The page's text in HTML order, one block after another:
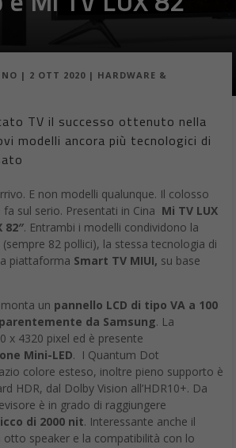
|2 OTT 2020|HARDWARE &
TV il successo ottenuto nella
modelli ancora più tecnologici di
sul serio. Presentati in Cina Mi TV LUX
82″. Entrambi i modelli condividono la
82 pollici), la stessa tecnologia di
piattaformaSmart TV MIUI,su base
un
da Samsung. La
x 4320 pixel ed è presente
Mini-LED . I Quantum Dot
colore esteso, inoltre pieno supporto è
HDR, dal Dolby Vision all’HDR10+. Da
è in grado di raggiungere
di 2000 nit. Interessante anche il
speaker e la compatibilità con lo
e DTS-HD.